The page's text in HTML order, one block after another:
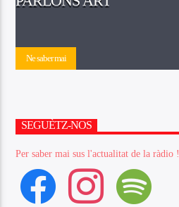
Ne saber mai
SEGUÈTZ-NOS
Per saber mai sus l'actualitat de la ràdio !
facebook
instagram spotify